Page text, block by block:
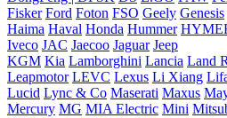
Fisker Ford Foton FSO Geely Genesis
Haima Haval Honda Hummer
Iveco JAC Jaecoo Jaguar Jeep
KGM Kia Lamborghini Lancia Land
Leapmotor LEVC Lexus Li Xiang
Lucid Lync & Co Maserati Maxus
Mercury MG MIA Electric Mini